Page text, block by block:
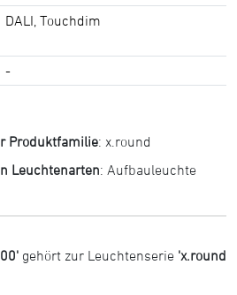
DALI, Touchdim
-
Produktfamilie: x.round
Leuchtenarten: Aufbauleuchte
gehört zur Leuchtenserie 'x.round